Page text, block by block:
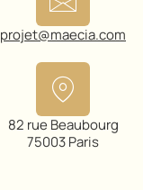
projet@maecia.com
82 rue Beaubourg
75003 Paris